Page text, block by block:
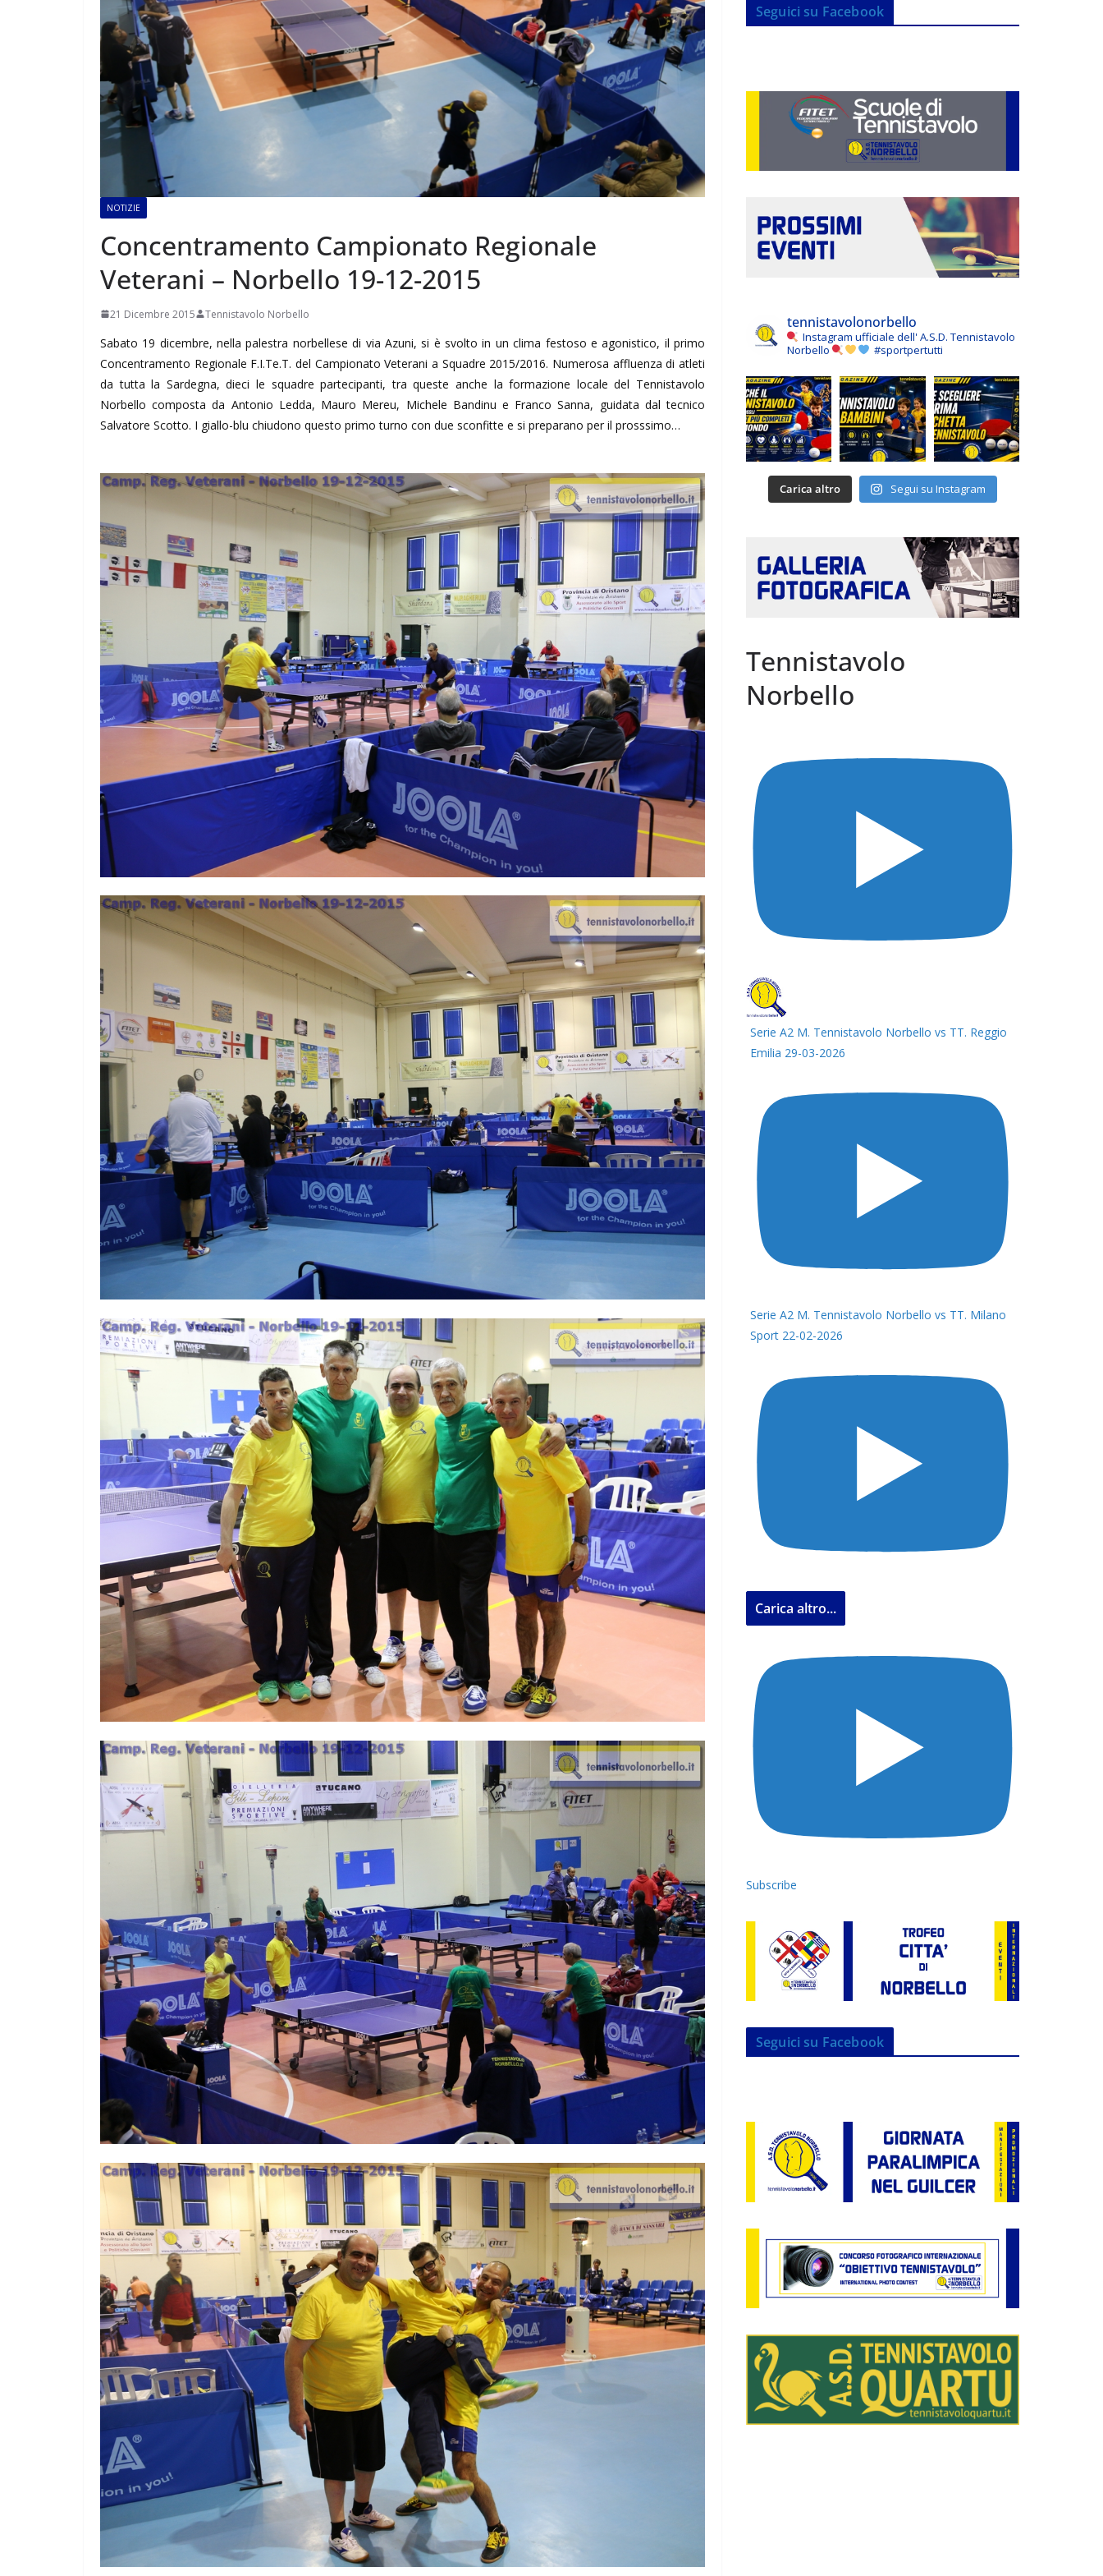
NOTIZIE
Concentramento Campionato Regionale
Veterani – Norbello 19-12-2015
21 Dicembre 2015 Tennistavolo Norbello
Sabato 19 dicembre, nella palestra norbellese di via Azuni, si è svolto in un clima festoso e agonistico, il primo
Concentramento Regionale F.I.Te.T. del Campionato Veterani a Squadre 2015/2016. Numerosa affluenza di atleti
da tutta la Sardegna, dieci le squadre partecipanti, tra queste anche la formazione locale del Tennistavolo
Norbello composta da Antonio Ledda, Mauro Mereu, Michele Bandinu e Franco Sanna, guidata dal tecnico
Salvatore Scotto. I giallo-blu chiudono questo primo turno con due sconfitte e si preparano per il prosssimo…
Seguici su Facebook
tennistavolonorbello
Instagram ufficiale dell' A.S.D. Tennistavolo
Norbello
#sportpertutti
Carica altro Segui su Instagram
Tennistavolo
Norbello
Serie A2 M. Tennistavolo Norbello vs TT. Reggio
Emilia 29-03-2026
Serie A2 M. Tennistavolo Norbello vs TT. Milano
Sport 22-02-2026
Carica altro...
Subscribe
Seguici su Facebook